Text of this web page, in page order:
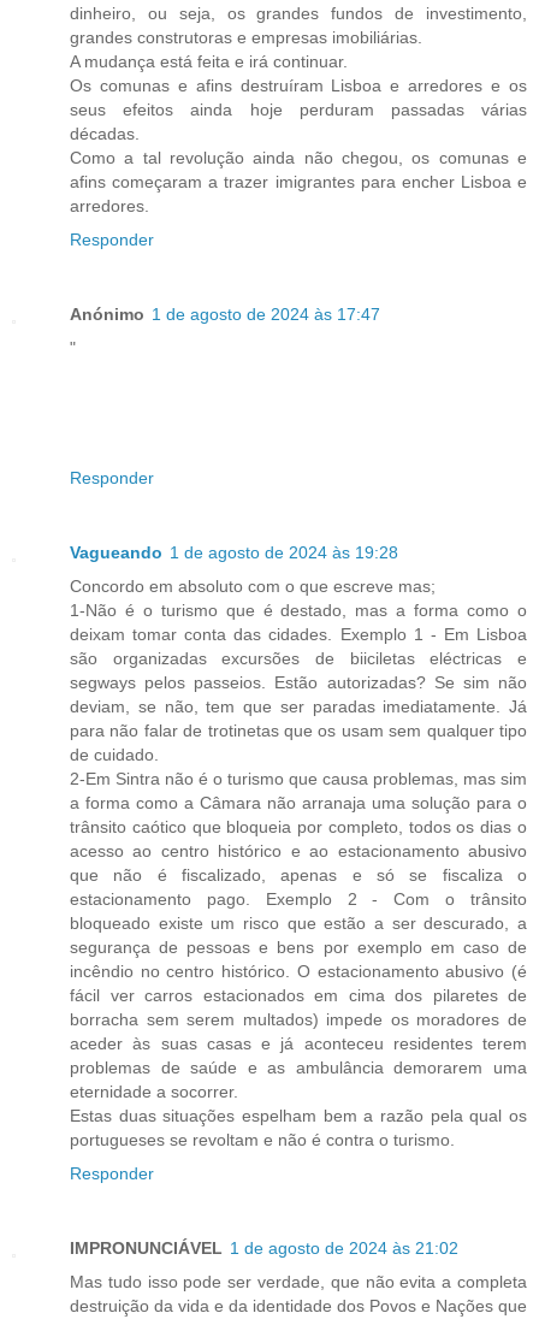
dinheiro, ou seja, os grandes fundos de investimento,
grandes construtoras e empresas imobiliárias.
A mudança está feita e irá continuar.
Os comunas e afins destruíram Lisboa e arredores e os
seus efeitos ainda hoje perduram passadas várias
décadas.
Como a tal revolução ainda não chegou, os comunas e
afins começaram a trazer imigrantes para encher Lisboa e
arredores.
Responder
Anónimo 1 de agosto de 2024 às 17:47
"
Responder
Vagueando 1 de agosto de 2024 às 19:28
Concordo em absoluto com o que escreve mas;
1-Não é o turismo que é destado, mas a forma como o
deixam tomar conta das cidades. Exemplo 1 - Em Lisboa
são organizadas excursões de biiciletas eléctricas e
segways pelos passeios. Estão autorizadas? Se sim não
deviam, se não, tem que ser paradas imediatamente. Já
para não falar de trotinetas que os usam sem qualquer tipo
de cuidado.
2-Em Sintra não é o turismo que causa problemas, mas sim
a forma como a Câmara não arranaja uma solução para o
trânsito caótico que bloqueia por completo, todos os dias o
acesso ao centro histórico e ao estacionamento abusivo
que não é fiscalizado, apenas e só se fiscaliza o
estacionamento pago. Exemplo 2 - Com o trânsito
bloqueado existe um risco que estão a ser descurado, a
segurança de pessoas e bens por exemplo em caso de
incêndio no centro histórico. O estacionamento abusivo (é
fácil ver carros estacionados em cima dos pilaretes de
borracha sem serem multados) impede os moradores de
aceder às suas casas e já aconteceu residentes terem
problemas de saúde e as ambulância demorarem uma
eternidade a socorrer.
Estas duas situações espelham bem a razão pela qual os
portugueses se revoltam e não é contra o turismo.
Responder
IMPRONUNCIÁVEL 1 de agosto de 2024 às 21:02
Mas tudo isso pode ser verdade, que não evita a completa
destruição da vida e da identidade dos Povos e Nações que